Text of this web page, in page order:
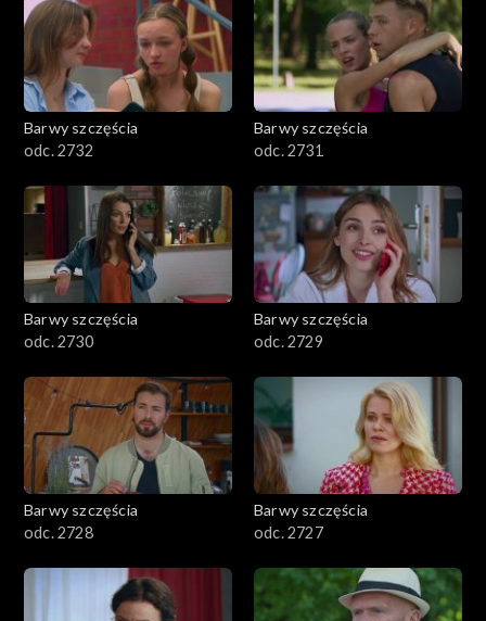
Barwy szczęścia
odc. 2732
Barwy szczęścia
odc. 2731
Barwy szczęścia
odc. 2730
Barwy szczęścia
odc. 2729
Barwy szczęścia
odc. 2728
Barwy szczęścia
odc. 2727